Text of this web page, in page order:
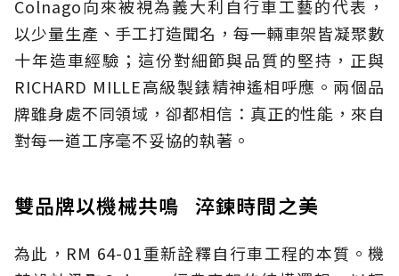
Colnago向來被視為義大利自行車工藝的代表，
以少量生產、手工打造聞名，每一輛車架皆凝聚數
十年造車經驗；這份對細節與品質的堅持，正與
RICHARD MILLE高級製錶精神遙相呼應。兩個品
牌雖身處不同領域，卻都相信：真正的性能，來自
對每一道工序毫不妥協的執著。
雙品牌以機械共鳴 淬鍊時間之美
為此，RM 64-01重新詮釋自行車工程的本質。機